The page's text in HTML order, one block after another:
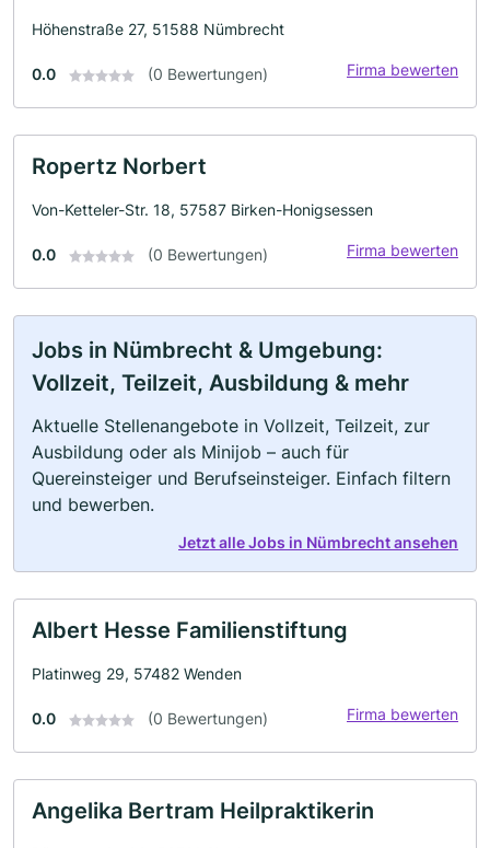
Höhenstraße 27, 51588 Nümbrecht
0.0 (0 Bewertungen) Firma bewerten
Ropertz Norbert
Von-Ketteler-Str. 18, 57587 Birken-Honigsessen
0.0 (0 Bewertungen) Firma bewerten
Jobs in Nümbrecht & Umgebung:
Vollzeit, Teilzeit, Ausbildung & mehr
Aktuelle Stellenangebote in Vollzeit, Teilzeit, zur
Ausbildung oder als Minijob – auch für
Quereinsteiger und Berufseinsteiger. Einfach filtern
und bewerben.
Jetzt alle Jobs in Nümbrecht ansehen
Albert Hesse Familienstiftung
Platinweg 29, 57482 Wenden
0.0 (0 Bewertungen) Firma bewerten
Angelika Bertram Heilpraktikerin